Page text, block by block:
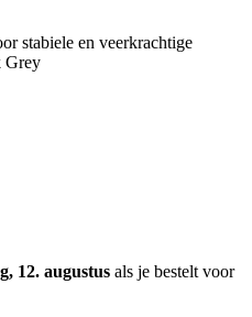
stabiele en veerkrachtige
Grey
12. augustus als je bestelt voor